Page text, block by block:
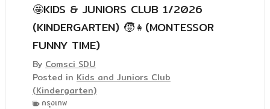
🤩KIDS & JUNIORS CLUB 1/2026
(KINDERGARTEN) 🧒👧(MONTESSOR
FUNNY TIME)
By Comsci SDU
Posted in Kids and Juniors Club
(Kindergarten)
กรุงเทพ